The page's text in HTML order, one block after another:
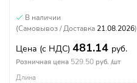
В наличии
(Самовывоз / Доставка 21.08.2026)
Цена (с НДС) 481.14 руб.
Розничная цена 529.50 руб. /шт
Длина